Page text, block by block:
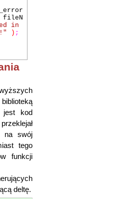
fileN
in
) ;
jest kod
na swój
tego
funkcji
deltę.